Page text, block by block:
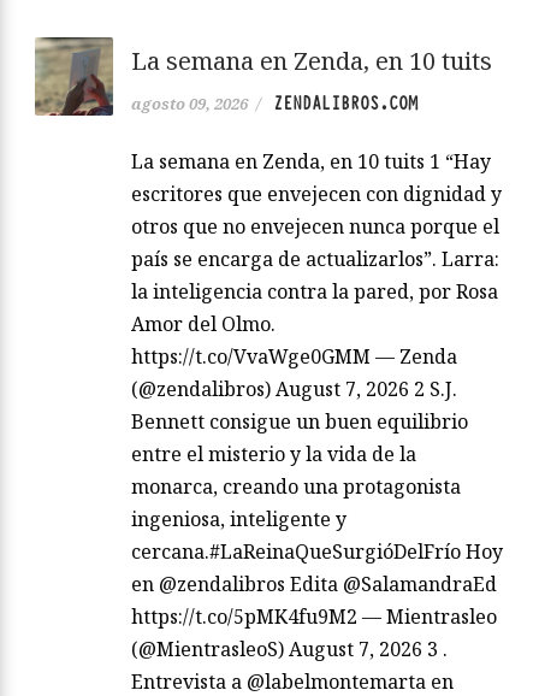
La semana en Zenda, en 10 tuits
agosto 09, 2026 / ZENDALIBROS.COM
La semana en Zenda, en 10 tuits 1 “Hay
escritores que envejecen con dignidad y
otros que no envejecen nunca porque el
país se encarga de actualizarlos”. Larra:
la inteligencia contra la pared, por Rosa
Amor del Olmo.
https://t.co/VvaWge0GMM — Zenda
(@zendalibros) August 7, 2026 2 S.J.
Bennett consigue un buen equilibrio
entre el misterio y la vida de la
monarca, creando una protagonista
ingeniosa, inteligente y
cercana.#LaReinaQueSurgióDelFrío Hoy
en @zendalibros Edita @SalamandraEd
https://t.co/5pMK4fu9M2 — Mientrasleo
(@MientrasleoS) August 7, 2026 3 .
Entrevista a @labelmontemarta en